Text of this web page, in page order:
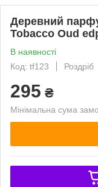
Деревний
Tobacco Oud
В наявності
Код: tf123
Роздріб
295 ₴
Мінімальна сума